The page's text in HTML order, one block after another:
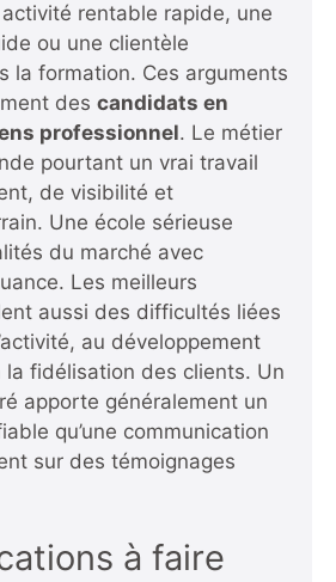
rentable rapide, une
ou une clientèle
la formation. Ces arguments
des candidats en
professionnel. Le métier
pourtant un vrai travail
de visibilité et
Une école sérieuse
du marché avec
Les meilleurs
aussi des difficultés liées
au développement
la fidélisation des clients. Un
apporte généralement un
qu’une communication
sur des témoignages
à faire